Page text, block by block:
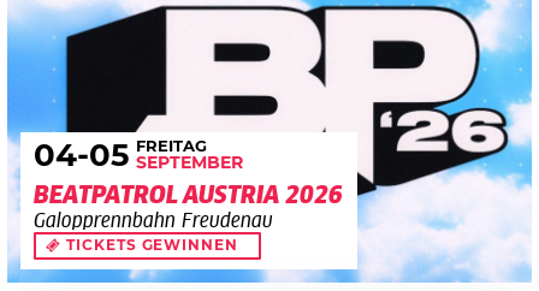
04-05 FREITAG
SEPTEMBER
BEATPATROL AUSTRIA 2026
Galopprennbahn Freudenau
TICKETS GEWINNEN